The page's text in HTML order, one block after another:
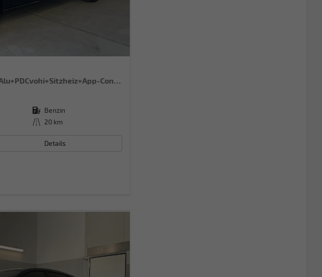
Style 80PS Kessy+Kamera+Climatronic+Alu+PDCvohi+Sitzheiz+App-Connect+DAB
Kraftstoff Benzin
Kilometerstand 20 km
Details